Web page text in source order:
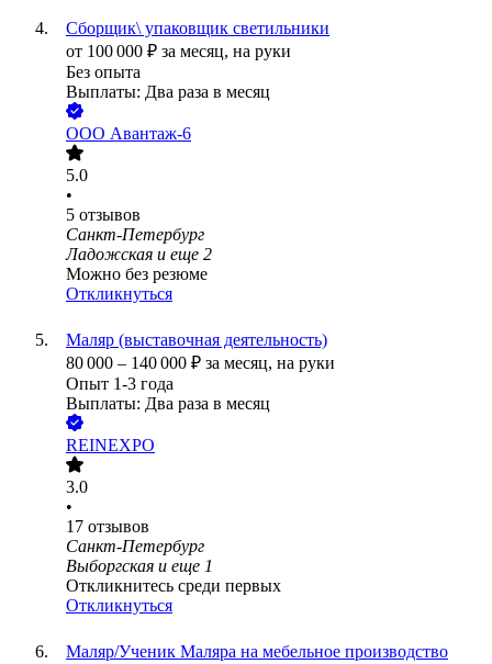
Сборщик\ упаковщик светильники
от 100 000 ₽ за месяц, на руки
Без опыта
Выплаты: Два раза в месяц
ООО Авантаж-6
5.0
•
5 отзывов
Санкт-Петербург
Ладожская и еще 2
Можно без резюме
Откликнуться
Маляр (выставочная деятельность)
80 000 – 140 000 ₽ за месяц, на руки
Опыт 1-3 года
Выплаты: Два раза в месяц
REINEXPO
3.0
•
17 отзывов
Санкт-Петербург
Выборгская и еще 1
Откликнитесь среди первых
Откликнуться
Маляр/Ученик Маляра на мебельное производство